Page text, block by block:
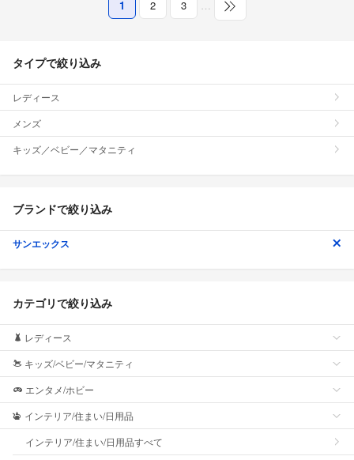
1 2 3 …
タイプで絞り込み
レディース
メンズ
キッズ／ベビー／マタニティ
ブランドで絞り込み
サンエックス
カテゴリで絞り込み
レディース
キッズ/ベビー/マタニティ
エンタメ/ホビー
インテリア/住まい/日用品
インテリア/住まい/日用品すべて